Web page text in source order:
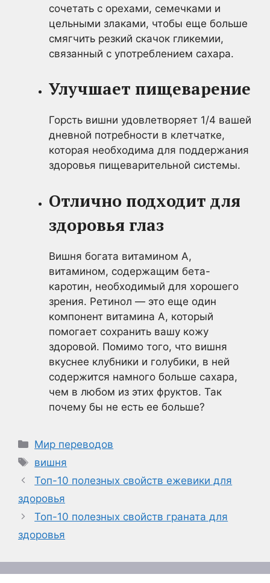
сочетать с орехами, семечками и
цельными злаками, чтобы еще больше
смягчить резкий скачок гликемии,
связанный с употреблением сахара.
Улучшает пищеварение
Горсть вишни удовлетворяет 1/4 вашей
дневной потребности в клетчатке,
которая необходима для поддержания
здоровья пищеварительной системы.
Отлично подходит для
здоровья глаз
Вишня богата витамином А,
витамином, содержащим бета-
каротин, необходимый для хорошего
зрения. Ретинол — это еще один
компонент витамина А, который
помогает сохранить вашу кожу
здоровой. Помимо того, что вишня
вкуснее клубники и голубики, в ней
содержится намного больше сахара,
чем в любом из этих фруктов. Так
почему бы не есть ее больше?
Рубрики
Мир переводов
Метки
вишня
Топ-10 полезных свойств ежевики для
здоровья
Топ-10 полезных свойств граната для
здоровья